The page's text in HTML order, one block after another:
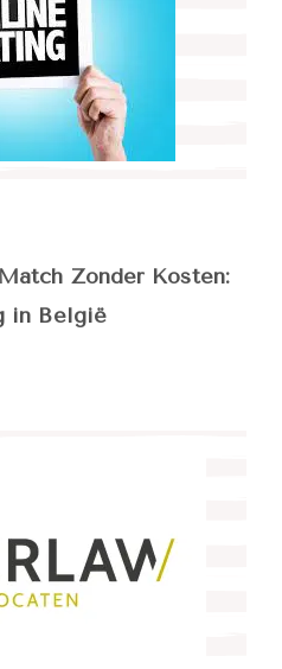
Zonder Kosten:
in België